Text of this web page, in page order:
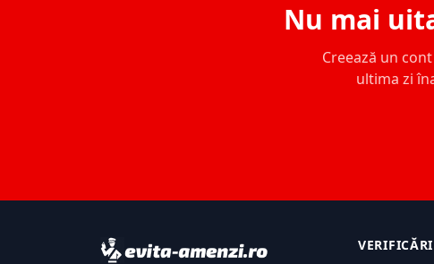
Nu mai
Creează un
ultima zi
VERIFICĂRI